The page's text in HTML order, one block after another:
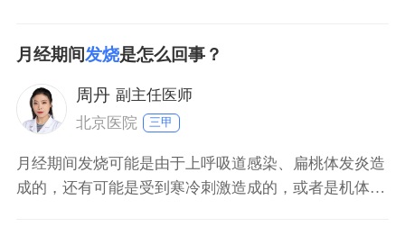
生姜和白菜熬水喝，多喝水排汗，能有效缓解。此外，
用物理降温法采用冷敷或酒精擦拭腋下，额头，可以改
月经期间发烧是怎么回事？
周丹 副主任医师
北京医院
三甲
月经期间发烧可能是由于上呼吸道感染、扁桃体发炎造
成的，还有可能是受到寒冷刺激造成的，或者是机体免